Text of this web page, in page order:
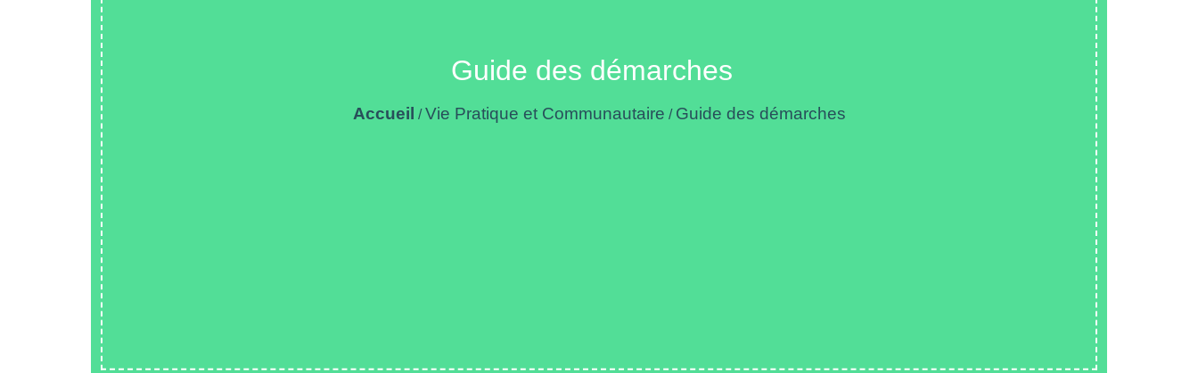
Guide des démarches
Accueil /Vie Pratique et Communautaire / Guide des démarches